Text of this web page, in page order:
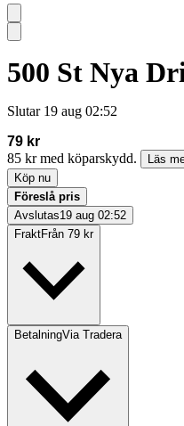
500 St Nya
Slutar 19 aug 02:52
79 kr
85 kr med köparskydd.
Läs
Köp nu
Föreslå pris
Avslutas19 aug 02:52
FraktFrån 79 kr
BetalningVia Tradera